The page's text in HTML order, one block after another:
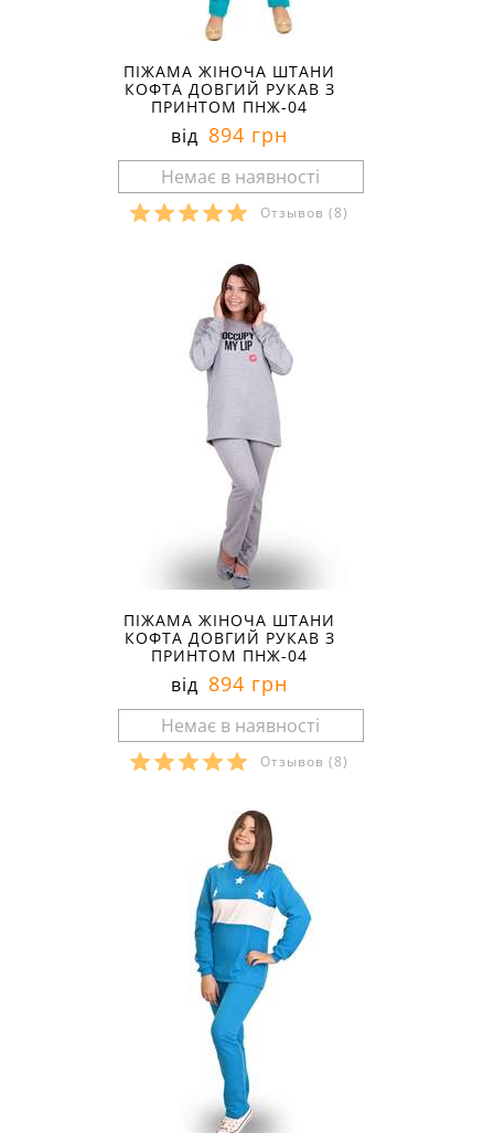
ПІЖАМА ЖІНОЧА ШТАНИ
КОФТА ДОВГИЙ РУКАВ З
ПРИНТОМ ПНЖ-04
від 894 грн
Отзывов (8)
ПІЖАМА ЖІНОЧА ШТАНИ
КОФТА ДОВГИЙ РУКАВ З
ПРИНТОМ ПНЖ-04
від 894 грн
Отзывов (8)